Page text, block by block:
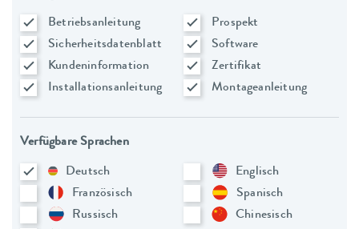
Betriebsanleitung
Prospekt
Sicherheitsdatenblatt
Software
Kundeninformation
Zertifikat
Installationsanleitung
Montageanleitung
Verfügbare Sprachen
Deutsch
Englisch
Französisch
Spanisch
Russisch
Chinesisch